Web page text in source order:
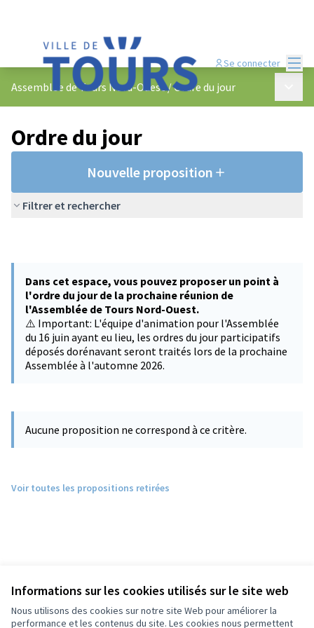
Informations sur les cookies utilisés sur le site web
Nous utilisons des cookies sur notre site Web pour améliorer la
performance et les contenus du site. Les cookies nous permettent
Se connecter
Assemblée de Tours Nord-Ouest/Ordre du jour
Ordre du jour
Nouvelle proposition
Filtrer et rechercher
Dans cet espace, vous pouvez proposer un point à
l'ordre du jour de la prochaine réunion de
l'Assemblée de Tours Nord-Ouest.
⚠️ Important: L'équipe d'animation pour l'Assemblée
du 16 juin ayant eu lieu, les ordres du jour participatifs
déposés dorénavant seront traités lors de la prochaine
Assemblée à l'automne 2026.
Aucune proposition ne correspond à ce critère.
Voir toutes les propositions retirées